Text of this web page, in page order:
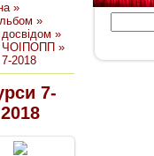
»
»
»
ЧОІПОПП »
2018
7-
2018